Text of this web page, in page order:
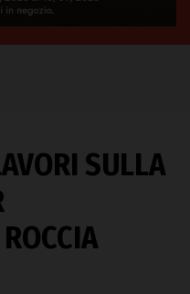
SULLA